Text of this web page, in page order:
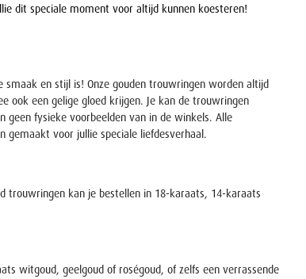
dit speciale moment voor altijd kunnen koesteren!
en stijl is! Onze gouden trouwringen worden altijd
ook een gelige gloed krijgen. Je kan de trouwringen
fysieke voorbeelden van in de winkels. Alle
gemaakt voor jullie speciale liefdesverhaal.
trouwringen kan je bestellen in 18-karaats, 14-karaats
witgoud, geelgoud of roségoud, of zelfs een verrassende